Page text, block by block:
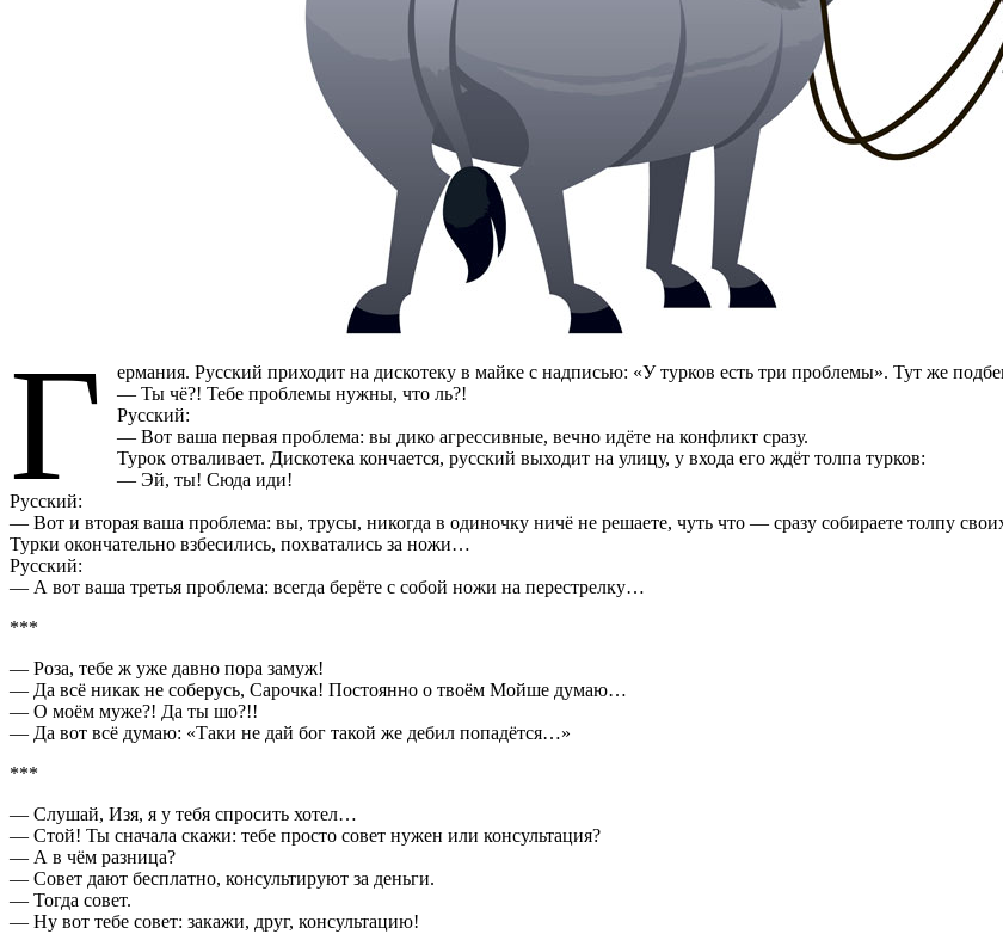
Г
ермания. Русский приходит на дискотеку в майке с надписью: «У турков есть три проблемы». Тут же
— Ты чё?! Тебе проблемы нужны, что ль?!
Русский:
— Вот ваша первая проблема: вы дико агрессивные, вечно идёте на конфликт сразу.
Турок отваливает. Дискотека кончается, русский выходит на улицу, у входа его ждёт толпа турков:
— Эй, ты! Сюда иди!
Русский:
— Вот и вторая ваша проблема: вы, трусы, никогда в одиночку ничё не решаете, чуть что — сразу собираете толпу
Турки окончательно взбесились, похватались за ножи…
Русский:
— А вот ваша третья проблема: всегда берёте с собой ножи на перестрелку…
***
— Роза, тебе ж уже давно пора замуж!
— Да всё никак не соберусь, Сарочка! Постоянно о твоём Мойше думаю…
— О моём муже?! Да ты шо?!!
— Да вот всё думаю: «Таки не дай бог такой же дебил попадётся…»
***
— Слушай, Изя, я у тебя спросить хотел…
— Стой! Ты сначала скажи: тебе просто совет нужен или консультация?
— А в чём разница?
— Совет дают бесплатно, консультируют за деньги.
— Тогда совет.
— Ну вот тебе совет: закажи, друг, консультацию!